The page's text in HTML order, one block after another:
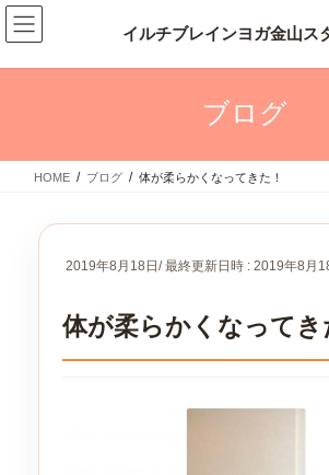
コ
ン
ナ
ビ
ブログ
HOME ブログ 体が柔らかくなってきた！
2019年8月18日 / 最終更新日時 : 2019年8月
体が柔らかくなってき